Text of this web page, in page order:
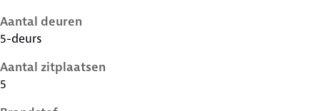
Aantal deuren
5-deurs
Aantal zitplaatsen
5